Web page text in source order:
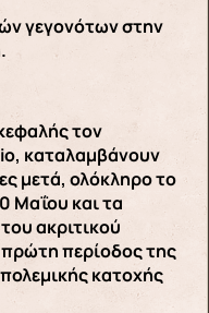
γεγονότων στην
τον
καταλαμβάνουν
μετά, ολόκληρο το
Μαΐου και τα
ακριτικού
πρώτη περίοδος της
κατοχής